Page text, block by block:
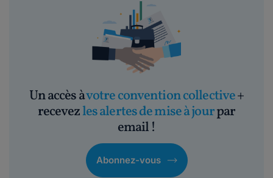
Un accès àvotre convention collective+
recevezles alertes de mise à jourpar
email !
Abonnez-vous